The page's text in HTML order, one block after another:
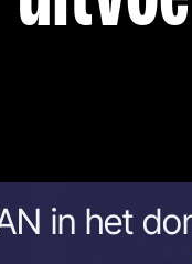
in het